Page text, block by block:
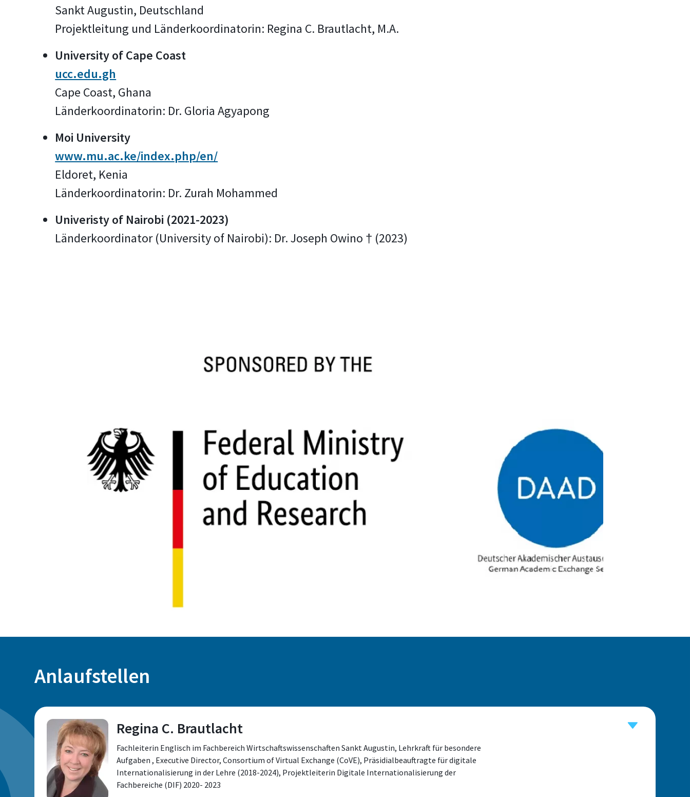
Sankt Augustin, Deutschland
Projektleitung und Länderkoordinatorin: Regina C. Brautlacht, M.A.
University of Cape Coast
ucc.edu.gh
Cape Coast, Ghana
Länderkoordinatorin: Dr. Gloria Agyapong
Moi University
www.mu.ac.ke/index.php/en/
Eldoret, Kenia
Länderkoordinatorin: Dr. Zurah Mohammed
Univeristy of Nairobi (2021-2023)
Länderkoordinator (University of Nairobi): Dr. Joseph Owino † (2023)
Anlaufstellen
Regina C. Brautlacht
Fachleiterin Englisch im Fachbereich Wirtschaftswissenschaften Sankt Augustin, Lehrkraft für besondere
Aufgaben , Executive Director, Consortium of Virtual Exchange (CoVE), Präsidialbeauftragte für digitale
Internationalisierung in der Lehre (2018-2024), Projektleiterin Digitale Internationalisierung der
Fachbereiche (DIF) 2020- 2023